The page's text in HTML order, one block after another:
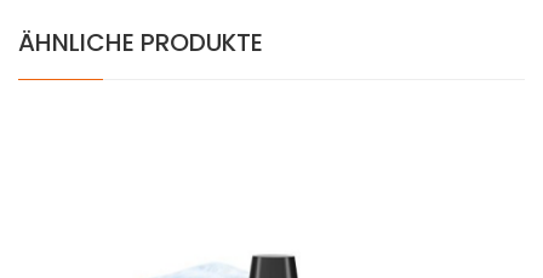
ÄHNLICHE PRODUKTE